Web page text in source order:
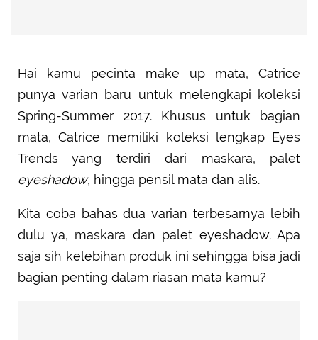
Hai kamu pecinta make up mata, Catrice
punya varian baru untuk melengkapi koleksi
Spring-Summer 2017. Khusus untuk bagian
mata, Catrice memiliki koleksi lengkap Eyes
Trends yang terdiri dari maskara, palet
eyeshadow, hingga pensil mata dan alis.
Kita coba bahas dua varian terbesarnya lebih
dulu ya, maskara dan palet eyeshadow. Apa
saja sih kelebihan produk ini sehingga bisa jadi
bagian penting dalam riasan mata kamu?